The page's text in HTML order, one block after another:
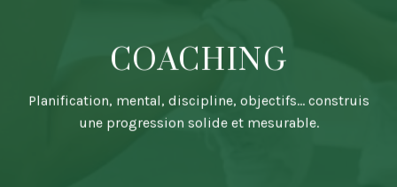
COACHING
Planification, mental, discipline, objectifs… construis
une progression solide et mesurable.